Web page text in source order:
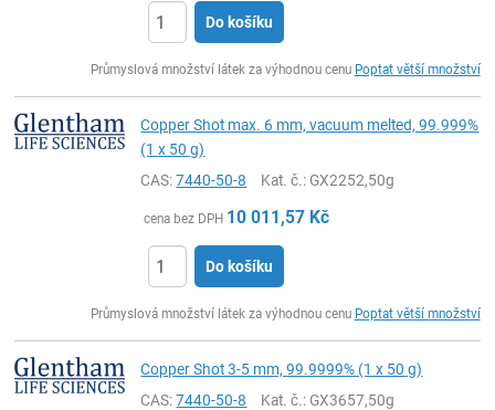
Do košíku
Průmyslová množství látek za výhodnou cenu Poptat větší množství
Copper Shot max. 6 mm, vacuum melted, 99.999%
(1 x 50 g)
CAS:7440-50-8 Kat. č.: GX2252,50g
cena bez DPH 10 011,57 Kč
Do košíku
Průmyslová množství látek za výhodnou cenu Poptat větší množství
Copper Shot 3-5 mm, 99.9999% (1 x 50 g)
CAS:7440-50-8 Kat. č.: GX3657,50g